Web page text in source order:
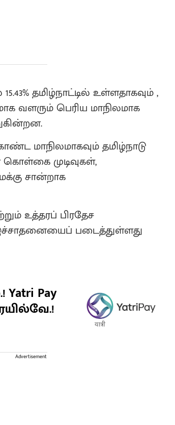
தமிழ்நாட்டில் உள்ளதாகவும் ,
வளரும் பெரிய மாநிலமாக
மாநிலமாகவும் தமிழ்நாடு
கொள்கை முடிவுகள்,
சான்றாக
உத்தரப் பிரதேச
படைத்துள்ளது
Pay
Advertisement